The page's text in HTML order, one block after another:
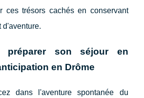
ces trésors cachés en conservant
d'aventure.
préparer son séjour en
en Drôme
dans l'aventure spontanée du